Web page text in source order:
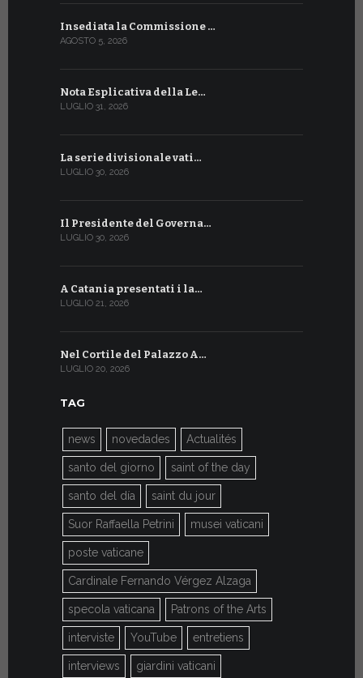
Insediata la Commissione …
AGOSTO 5, 2026
Nota Esplicativa della Le…
LUGLIO 31, 2026
La serie divisionale vati…
LUGLIO 30, 2026
Il Presidente del Governa…
LUGLIO 30, 2026
A Catania presentati i la…
LUGLIO 21, 2026
Nel Cortile del Palazzo A…
LUGLIO 20, 2026
TAG
news novedades Actualités
santo del giorno saint of the day
santo del día saint du jour
Suor Raffaella Petrini musei vaticani
poste vaticane
Cardinale Fernando Vérgez Alzaga
specola vaticana Patrons of the Arts
interviste YouTube entretiens
interviews giardini vaticani